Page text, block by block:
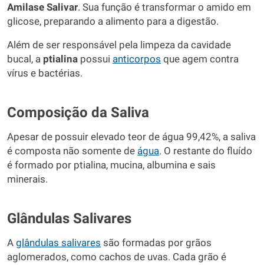
Amilase Salivar. Sua função é transformar o amido em
glicose, preparando a alimento para a digestão.
Além de ser responsável pela limpeza da cavidade
bucal, a ptialina possui anticorpos que agem contra
vírus e bactérias.
Composição da Saliva
Apesar de possuir elevado teor de água 99,42%, a saliva
é composta não somente de água. O restante do fluído
é formado por ptialina, mucina, albumina e sais
minerais.
Glândulas Salivares
A glândulas salivares são formadas por grãos
aglomerados, como cachos de uvas. Cada grão é